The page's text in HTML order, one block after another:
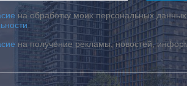
на обработку моих персональных
на получение рекламы, новостей,